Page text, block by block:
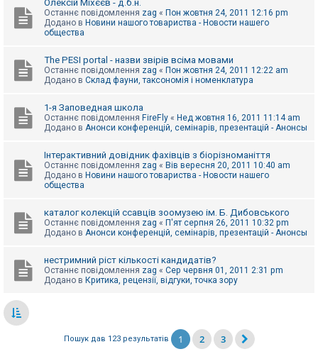
Олексій Міхєєв - д.б.н.
Останнє повідомлення zag « Пон жовтня 24, 2011 12:16 pm
Додано в Новини нашого товариства - Новости нашего
общества
The PESI portal - назви звірів всіма мовами
Останнє повідомлення zag « Пон жовтня 24, 2011 12:22 am
Додано в Склад фауни, таксономія і номенклатура
1-я Заповедная школа
Останнє повідомлення FireFly « Нед жовтня 16, 2011 11:14 am
Додано в Анонси конференцій, семінарів, презентацій - Анонсы
Інтерактивний довідник фахівців з біорізноманіття
Останнє повідомлення zag « Вів вересня 20, 2011 10:40 am
Додано в Новини нашого товариства - Новости нашего
общества
каталог колекцій ссавців зоомузею ім. Б. Дибовського
Останнє повідомлення zag « П'ят серпня 26, 2011 10:32 pm
Додано в Анонси конференцій, семінарів, презентацій - Анонсы
нестримний ріст кількості кандидатів?
Останнє повідомлення zag « Сер червня 01, 2011 2:31 pm
Додано в Критика, рецензії, відгуки, точка зору
Пошук дав 123 результатів 1 2 3